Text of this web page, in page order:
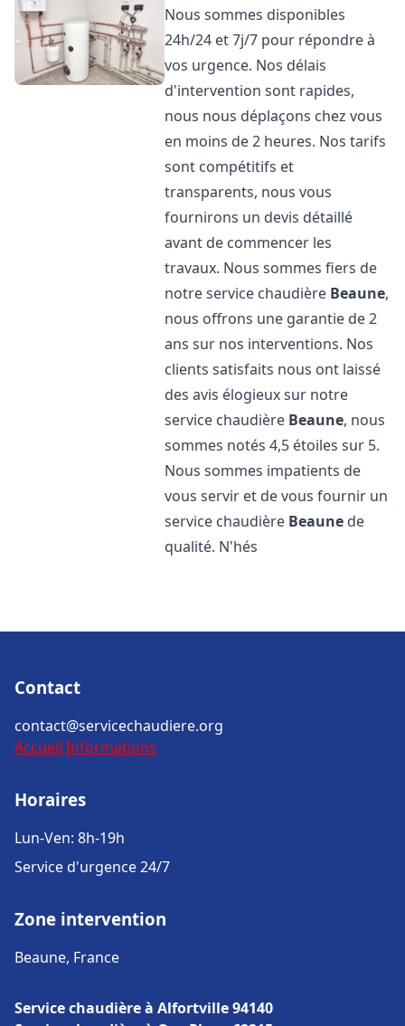
Nous sommes disponibles
24h/24 et 7j/7 pour répondre à
vos urgence. Nos délais
d'intervention sont rapides,
nous nous déplaçons chez vous
en moins de 2 heures. Nos tarifs
sont compétitifs et
transparents, nous vous
fournirons un devis détaillé
avant de commencer les
travaux. Nous sommes fiers de
notre service chaudière Beaune,
nous offrons une garantie de 2
ans sur nos interventions. Nos
clients satisfaits nous ont laissé
des avis élogieux sur notre
service chaudière Beaune, nous
sommes notés 4,5 étoiles sur 5.
Nous sommes impatients de
vous servir et de vous fournir un
service chaudière Beaune de
qualité. N'hés
Contact
contact@servicechaudiere.org
Accueil Informations
Horaires
Lun-Ven: 8h-19h
Service d'urgence 24/7
Zone intervention
Beaune, France
Service chaudière à Alfortville 94140